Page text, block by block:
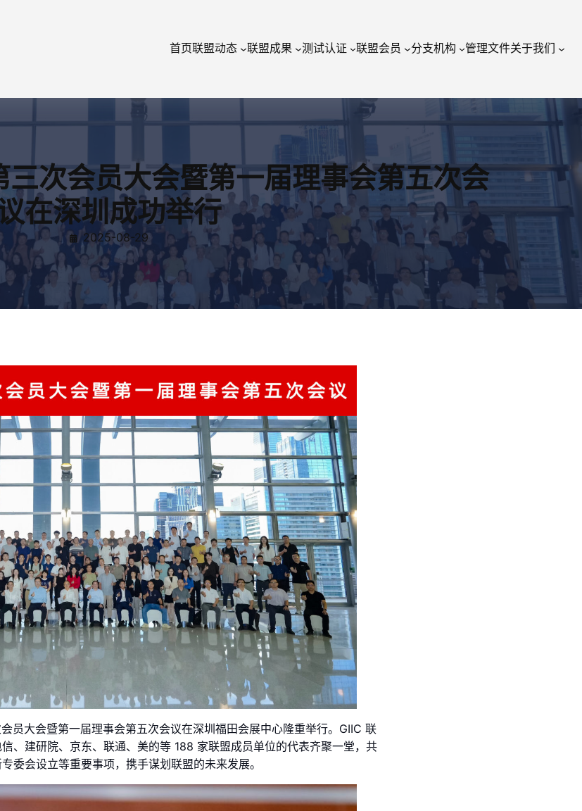
首页联盟动态 联盟成果 测试认证 联盟会员 分支机构 管理文件关于我们
次会员大会暨第一届理事会第五次会
在深圳成功举行
2025-08-29
大会暨第一届理事会第五次会议在深圳福田会展中心隆重举行。GIIC 联
、建研院、京东、联通、美的等 188 家联盟成员单位的代表齐聚一堂，共
委会设立等重要事项，携手谋划联盟的未来发展。